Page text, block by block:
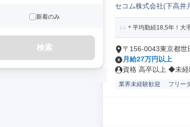
新着のみ
検索
セコム株式会社(下高井
＊平均勤続18.5年！大
〒156-0043東京都世
月給27万円以上
資格 高卒以上 ◆未
業界未経験歓迎 フリー